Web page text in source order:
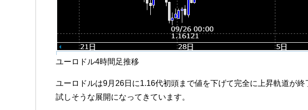
ユーロドル4時間足推移
ユーロドルは9月26日に1.16代初頭まで値を下げて完全に上昇軌道が
試しそうな展開になってきています。